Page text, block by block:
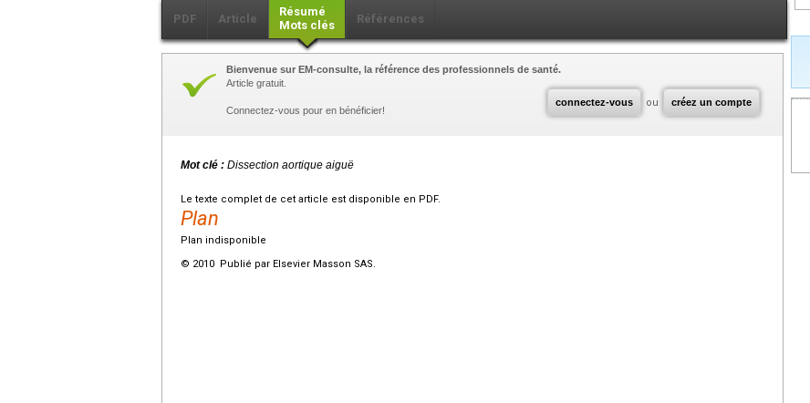
PDF Article
Résumé
Mots clés
Références
connectez-vous ou créez un compte
Bienvenue sur EM-consulte, la référence des professionnels de santé.
Article gratuit.
Connectez-vous pour en bénéficier!
Mot clé : Dissection aortique aiguë
Le texte complet de cet article est disponible en PDF.
Plan
Plan indisponible
© 2010 Publié par Elsevier Masson SAS.